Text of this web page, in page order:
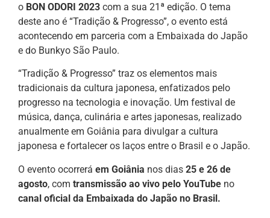
o BON ODORI 2023 com a sua 21ª edição. O tema
deste ano é “Tradição & Progresso”, o evento está
acontecendo em parceria com a Embaixada do Japão
e do Bunkyo São Paulo.
“Tradição & Progresso” traz os elementos mais
tradicionais da cultura japonesa, enfatizados pelo
progresso na tecnologia e inovação. Um festival de
música, dança, culinária e artes japonesas, realizado
anualmente em Goiânia para divulgar a cultura
japonesa e fortalecer os laços entre o Brasil e o Japão.
O evento ocorrerá em Goiânia nos dias 25 e 26 de
agosto, com transmissão ao vivo pelo YouTube no
canal oficial da Embaixada do Japão no Brasil.